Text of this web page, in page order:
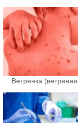
Ветрянка